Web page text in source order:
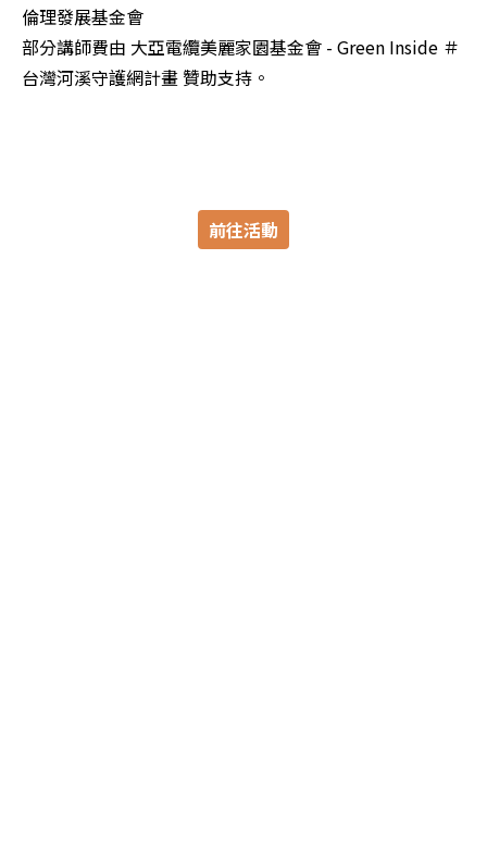
倫理發展基金會
部分講師費由 大亞電纜美麗家園基金會 - Green Inside ＃
台灣河溪守護網計畫 贊助支持。
前往活動